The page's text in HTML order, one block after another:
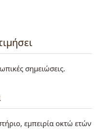
σημειώσεις.
εμπειρία οκτώ ετών